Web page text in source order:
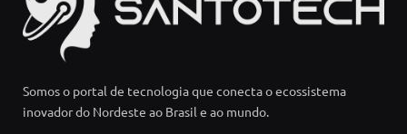
Somos o portal de tecnologia que conecta o ecossistema
inovador do Nordeste ao Brasil e ao mundo.